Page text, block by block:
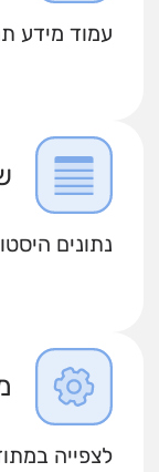
עמוד מידע
נתונים
לצפייה